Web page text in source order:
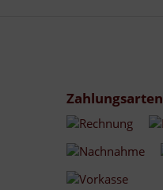
Zahlungsarten